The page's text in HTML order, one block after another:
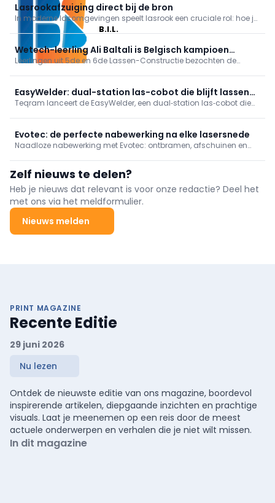
B.I.L.
Lasrookafzuiging direct bij de bron
In moderne lasomgevingen speelt lasrook een cruciale rol: hoe je
ermee omgaat, bepaalt het niveau van je werkomgeving. Vanuit
die visie heeft Plymovent de PowerJets ontwikkeld.
Wetech-leerling Ali Baltali is Belgisch kampioen
virtueel lassen
Leerlingen uit 5de en 6de Lassen-Constructie bezochten de
trofee en lashelm.
EasyWelder: dual-station las-cobot die blijft lassen
bij omstellen
Teqram lanceert de EasyWelder, een dual‑station las‑cobot die
kwaliteit. Compact, verplaatsbaar en met ABB GoFa/Fronius,
ideaal voor variabele MKB‑series.
Evotec: de perfecte nabewerking na elke lasersnede
Naadloze nabewerking met Evotec: ontbramen, afschuinen en
Zelf nieuws te delen?
Heb je nieuws dat relevant is voor onze redactie? Deel het
met ons via het meldformulier.
Nieuws melden
PRINT MAGAZINE
Recente Editie
29 juni 2026
Nu lezen
Ontdek de nieuwste editie van ons magazine, boordevol
inspirerende artikelen, diepgaande inzichten en prachtige
visuals. Laat je meenemen op een reis door de meest
actuele onderwerpen en verhalen die je niet wilt missen.
In dit magazine